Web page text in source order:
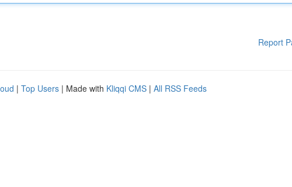
Report
| Top Users | Made with Kliqqi CMS | All RSS Feeds